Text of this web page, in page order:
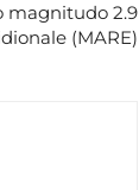
magnitudo 2.9
(MARE)